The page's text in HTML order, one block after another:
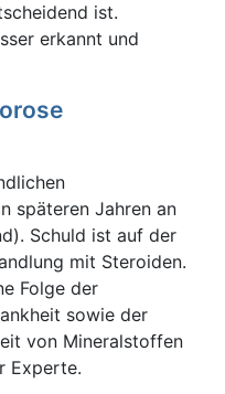
ist.
erkannt und
späteren Jahren an
Schuld ist auf der
mit Steroiden.
Folge der
sowie der
von Mineralstoffen
Experte.